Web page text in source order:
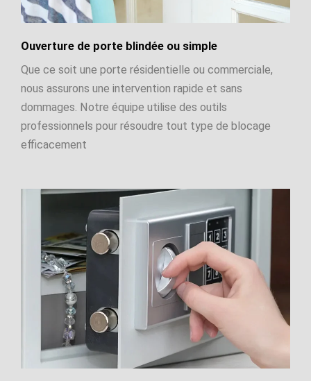
Ouverture de porte blindée ou simple
Que ce soit une porte résidentielle ou commerciale,
nous assurons une intervention rapide et sans
dommages. Notre équipe utilise des outils
professionnels pour résoudre tout type de blocage
efficacement